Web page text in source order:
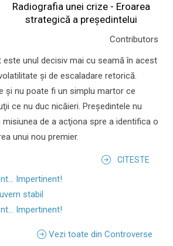
Radiografia unei crize - Eroarea
strategică a președintelui
Contributors
este unul decisiv mai cu seamă în acest
şi de escaladare retorică.
şi nu poate fi un simplu martor ce
ce nu duc nicăieri. Preşedintele nu
de a acţiona spre a identifica o
unui nou premier.
CITESTE
Impertinent!
stabil
Impertinent!
Vezi toate din Controverse